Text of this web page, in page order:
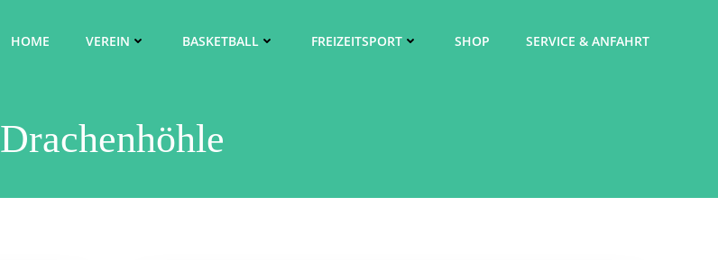
HOME VEREIN BASKETBALL FREIZEITSPORT SHOP SERVICE & ANFAHRT
Drachenhöhle